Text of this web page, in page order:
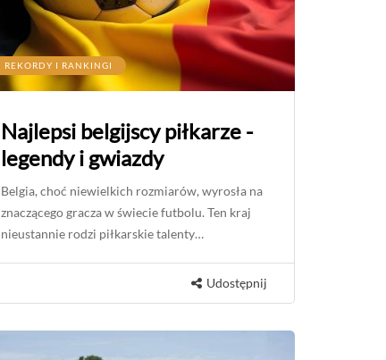
REKORDY I RANKINGI
Najlepsi belgijscy piłkarze -
legendy i gwiazdy
Belgia, choć niewielkich rozmiarów, wyrosła na
znaczącego gracza w świecie futbolu. Ten kraj
nieustannie rodzi piłkarskie talenty…
Udostępnij